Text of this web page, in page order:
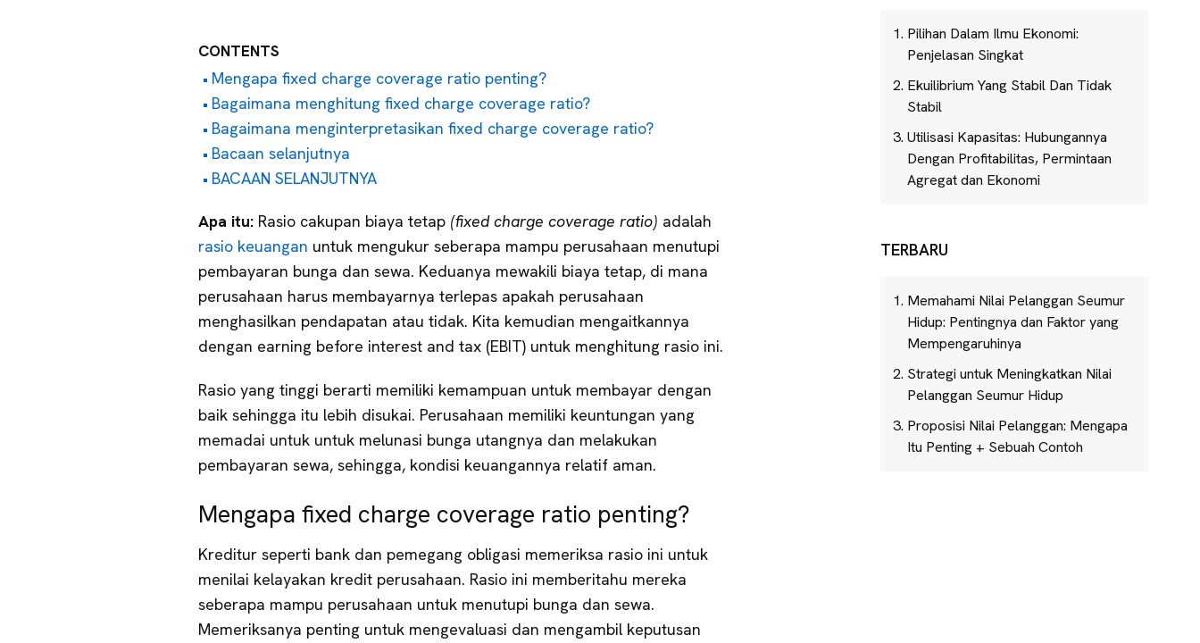
CONTENTS
Mengapa fixed charge coverage ratio penting?
Bagaimana menghitung fixed charge coverage ratio?
Bagaimana menginterpretasikan fixed charge coverage ratio?
Bacaan selanjutnya
BACAAN SELANJUTNYA
Apa itu: Rasio cakupan biaya tetap (fixed charge coverage ratio) adalah
rasio keuangan untuk mengukur seberapa mampu perusahaan menutupi
pembayaran bunga dan sewa. Keduanya mewakili biaya tetap, di mana
perusahaan harus membayarnya terlepas apakah perusahaan
menghasilkan pendapatan atau tidak. Kita kemudian mengaitkannya
dengan earning before interest and tax (EBIT) untuk menghitung rasio ini.
Rasio yang tinggi berarti memiliki kemampuan untuk membayar dengan
baik sehingga itu lebih disukai. Perusahaan memiliki keuntungan yang
memadai untuk untuk melunasi bunga utangnya dan melakukan
pembayaran sewa, sehingga, kondisi keuangannya relatif aman.
Mengapa fixed charge coverage ratio penting?
Kreditur seperti bank dan pemegang obligasi memeriksa rasio ini untuk
menilai kelayakan kredit perusahaan. Rasio ini memberitahu mereka
seberapa mampu perusahaan untuk menutupi bunga dan sewa.
Memeriksanya penting untuk mengevaluasi dan mengambil keputusan
Pilihan Dalam Ilmu Ekonomi:
Penjelasan Singkat
Ekuilibrium Yang Stabil Dan Tidak
Stabil
Utilisasi Kapasitas: Hubungannya
Dengan Profitabilitas, Permintaan
Agregat dan Ekonomi
TERBARU
Memahami Nilai Pelanggan Seumur
Hidup: Pentingnya dan Faktor yang
Mempengaruhinya
Strategi untuk Meningkatkan Nilai
Pelanggan Seumur Hidup
Proposisi Nilai Pelanggan: Mengapa
Itu Penting + Sebuah Contoh